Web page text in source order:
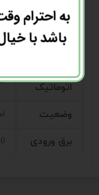
نوع کاتریج
رزولوشن
چاپ(dpi)
چاپ دو رو
اتوماتیک
وضعیت
برق ورودی
به احترام
باشد با